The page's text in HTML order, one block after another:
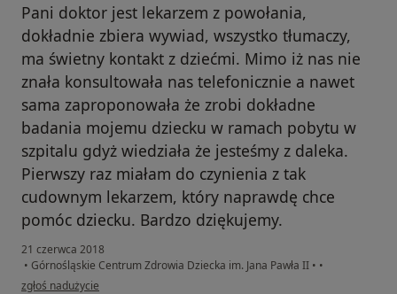
Pani doktor jest lekarzem z powołania,
dokładnie zbiera wywiad, wszystko tłumaczy,
ma świetny kontakt z dziećmi. Mimo iż nas nie
znała konsultowała nas telefonicznie a nawet
sama zaproponowała że zrobi dokładne
badania mojemu dziecku w ramach pobytu w
szpitalu gdyż wiedziała że jesteśmy z daleka.
Pierwszy raz miałam do czynienia z tak
cudownym lekarzem, który naprawdę chce
pomóc dziecku. Bardzo dziękujemy.
21 czerwca 2018
• Górnośląskie Centrum Zdrowia Dziecka im. Jana Pawła II • •
w opinii użytkownika Konto zostało usunięte
zgłoś nadużycie